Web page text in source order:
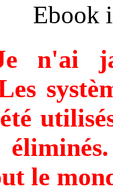
Ebook
n'ai
le